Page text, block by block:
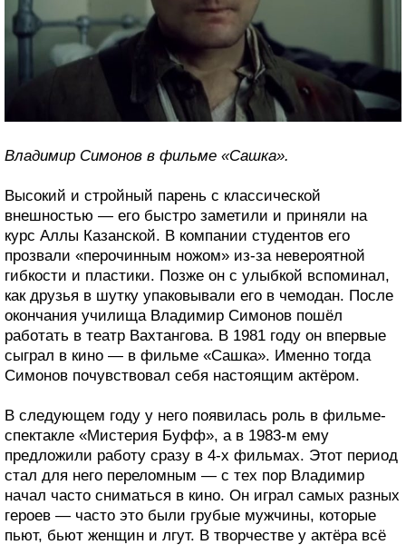
Владимир Симонов в фильме «Сашка».
Высокий и стройный парень с классической
внешностью — его быстро заметили и приняли на
курс Аллы Казанской. В компании студентов его
прозвали «перочинным ножом» из-за невероятной
гибкости и пластики. Позже он с улыбкой вспоминал,
как друзья в шутку упаковывали его в чемодан. После
окончания училища Владимир Симонов пошёл
работать в театр Вахтангова. В 1981 году он впервые
сыграл в кино — в фильме «Сашка». Именно тогда
Симонов почувствовал себя настоящим актёром.
В следующем году у него появилась роль в фильме-
спектакле «Мистерия Буфф», а в 1983-м ему
предложили работу сразу в 4-х фильмах. Этот период
стал для него переломным — с тех пор Владимир
начал часто сниматься в кино. Он играл самых разных
героев — часто это были грубые мужчины, которые
пьют, бьют женщин и лгут. В творчестве у актёра всё